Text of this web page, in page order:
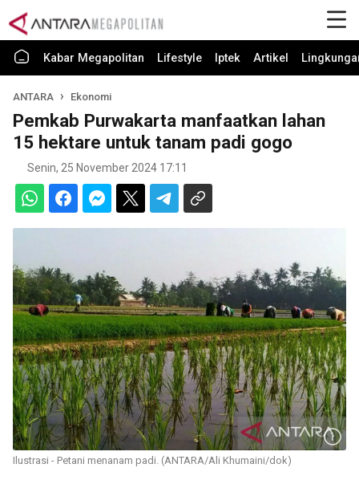
Kabar Megapolitan Lifestyle Iptek Artikel
ANTARA Ekonomi
Pemkab Purwakarta manfaatkan lahan
15 hektare untuk tanam padi gogo
Senin, 25 November 2024 17:11
Ilustrasi - Petani menanam padi. (ANTARA/Ali Khumaini/dok)